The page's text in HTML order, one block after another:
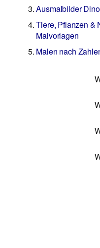
Ausmalbilder
Tiere, Pflanzen &
Malvorlagen
Malen nach